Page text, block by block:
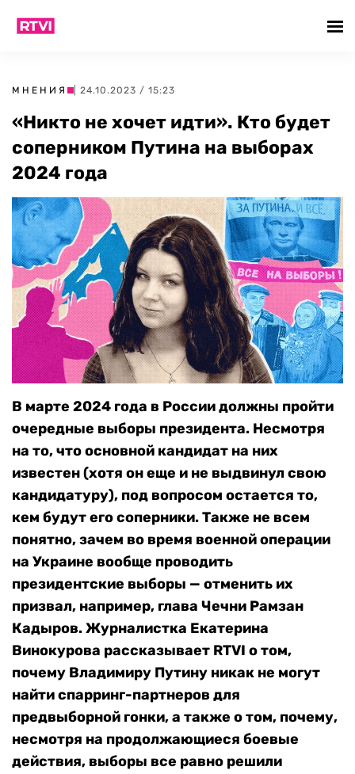
МНЕНИЯ | 24.10.2023 / 15:23
«Никто не хочет идти». Кто будет
соперником Путина на выборах
2024 года
В марте 2024 года в России должны пройти
очередные выборы президента. Несмотря
на то, что основной кандидат на них
известен (хотя он еще и не выдвинул свою
кандидатуру), под вопросом остается то,
кем будут его соперники. Также не всем
понятно, зачем во время военной операции
на Украине вообще проводить
президентские выборы — отменить их
призвал, например, глава Чечни Рамзан
Кадыров. Журналистка Екатерина
Винокурова рассказывает RTVI о том,
почему Владимиру Путину никак не могут
найти спарринг-партнеров для
предвыборной гонки, а также о том, почему,
несмотря на продолжающиеся боевые
действия, выборы все равно решили